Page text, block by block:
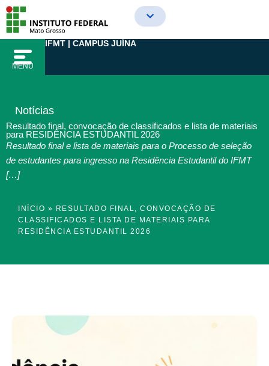
para
conteúdo
MENU
IFMT | CAMPUS JUÍNA
Notícias
Resultado final, convocação de classificados e lista de materiais
para RESIDÊNCIA ESTUDANTIL 2026
Resultado final e lista de materiais para o Processo de seleção
de estudantes para ingresso na Residência Estudantil do IFMT
[…]
INÍCIO » RESULTADO FINAL, CONVOCAÇÃO DE
CLASSIFICADOS E LISTA DE MATERIAIS PARA
RESIDÊNCIA ESTUDANTIL 2026